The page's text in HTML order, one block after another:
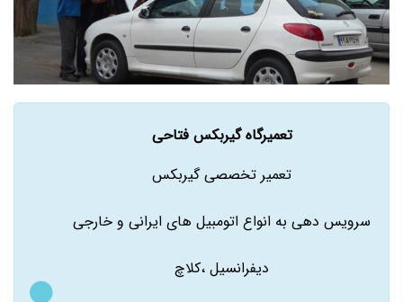
تعمیرگاه گیربکس فتاحی
تعمیر تخصصی گیربکس
سرویس دهی به انواع اتومبیل های ایرانی و خارجی
دیفرانسیل ،کلاچ